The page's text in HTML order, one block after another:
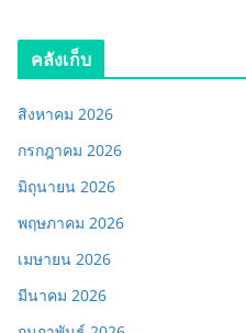
คลังเก็บ
สิงหาคม 2026
กรกฎาคม 2026
มิถุนายน 2026
พฤษภาคม 2026
เมษายน 2026
มีนาคม 2026